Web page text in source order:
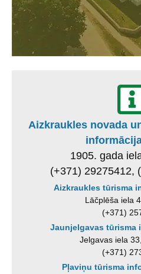
Aizkraukles novada
1905. gada
(+371) 29275412,
Aizkraukles tūrisma
Lāčplēša iela
(+371)
Jaunjelgavas tūrisma
Jelgavas iela
(+371)
Pļaviņu tūrisma